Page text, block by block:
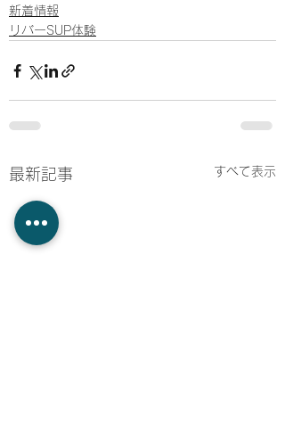
新着情報
リバーSUP体験
最新記事 すべて表示